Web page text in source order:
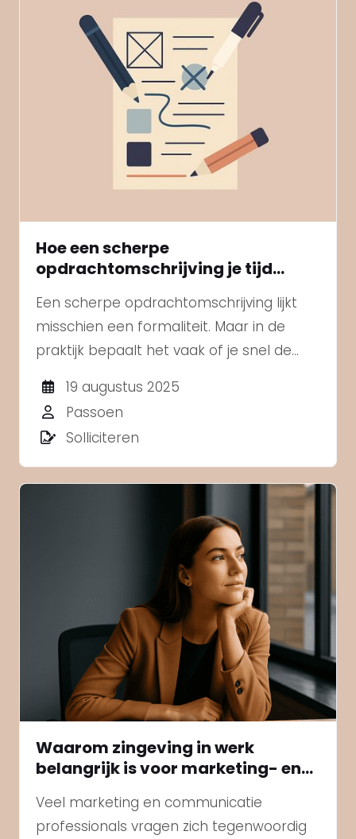
Hoe een scherpe
opdrachtomschrijving je tijd
oplevert
Een scherpe opdrachtomschrijving lijkt
misschien een formaliteit. Maar in de
praktijk bepaalt het vaak of je snel de
zoeken. Hoe beter je omschrijving, hoe
makkelijker je al vroeg kandidaten kunt
filteren die nie
19 augustus 2025
Passoen
Solliciteren
Waarom zingeving in werk
belangrijk is voor marketing- en
Veel marketing en communicatie
professionals vragen zich tegenwoordig